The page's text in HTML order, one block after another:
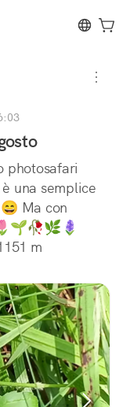
photosafari
una semplice
Ma con
m